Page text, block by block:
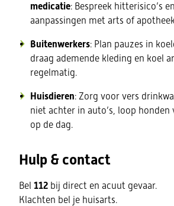
medicatie: Bespreek hitte­risico’s
aanpassingen met arts of
Buitenwerkers: Plan pauzes in
draag ademende kleding en koel
regelmatig.
Huisdieren: Zorg voor vers
niet achter in auto’s, loop honden
op de dag.
Hulp & contact
Bel 112 bij direct en acuut gevaar.
Klachten bel je huisarts.